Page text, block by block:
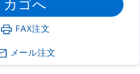
FAX注文
メール注文